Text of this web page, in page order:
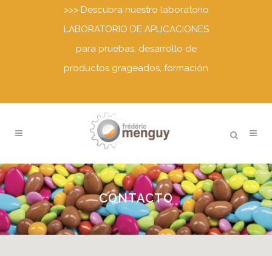
>>> Descubra nuestro laboratorio
LABORATORIO DE APLICACIONES
para pruebas, desarrollo de
productos grageados, formación
CONTACTO